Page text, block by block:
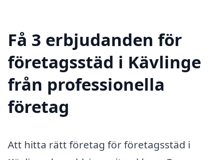
Få 3 erbjudanden för
företagsstäd i Kävlinge
från professionella
företag
Att hitta rätt företag för företagsstäd i